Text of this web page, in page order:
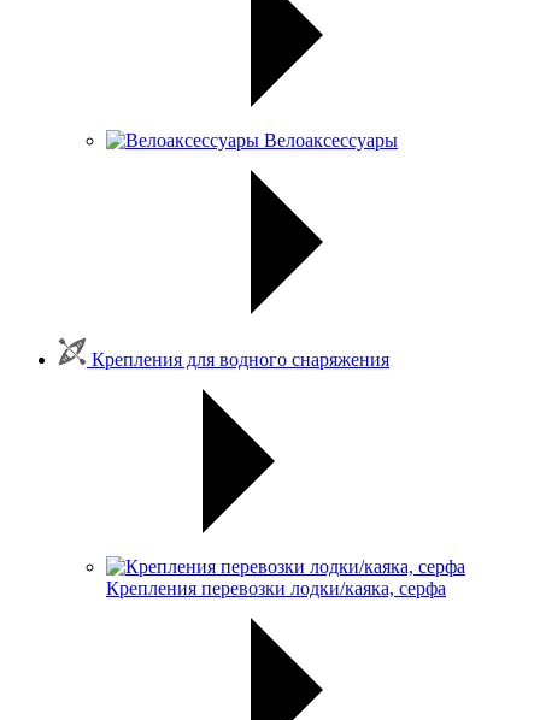
Велоаксессуары
Крепления для водного снаряжения
Крепления перевозки лодки/каяка, серфа